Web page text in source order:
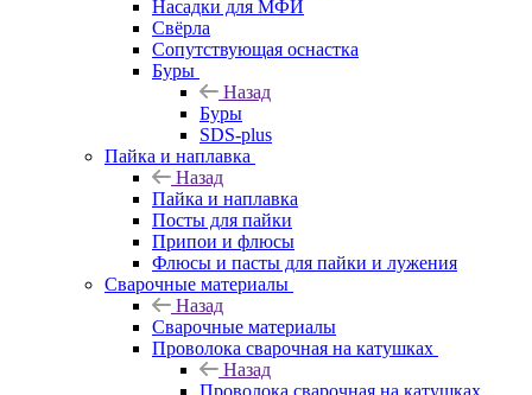
Насадки для МФИ
Свёрла
Сопутствующая оснастка
Буры
Назад
Буры
SDS-plus
Пайка и наплавка
Назад
Пайка и наплавка
Посты для пайки
Припои и флюсы
Флюсы и пасты для пайки и лужения
Сварочные материалы
Назад
Сварочные материалы
Проволока сварочная на катушках
Назад
Проволока сварочная на катушках